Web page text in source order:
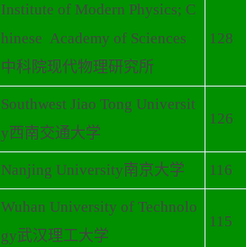
Institute of Modern Physics; C
hinese Academy of Sciences
中科院现代物理研究所
128
Southwest Jiao Tong Universit
y西南交通大学
126
Nanjing University南京大学 116
Wuhan University of Technolo
gy武汉理工大学
115